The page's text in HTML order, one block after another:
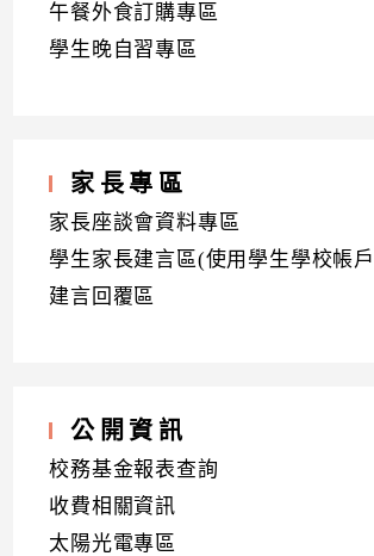
午餐外食訂購專區
學生晚自習專區
家長專區
家長座談會資料專區
學生家長建言區(使用學生學校帳
建言回覆區
公開資訊
校務基金報表查詢
收費相關資訊
太陽光電專區